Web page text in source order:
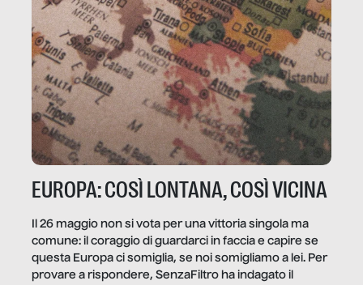
EUROPA: COSÌ LONTANA, COSÌ VICINA
Il 26 maggio non si vota per una vittoria singola ma
comune: il coraggio di guardarci in faccia e capire se
questa Europa ci somiglia, se noi somigliamo a lei. Per
provare a rispondere, SenzaFiltro ha indagato il